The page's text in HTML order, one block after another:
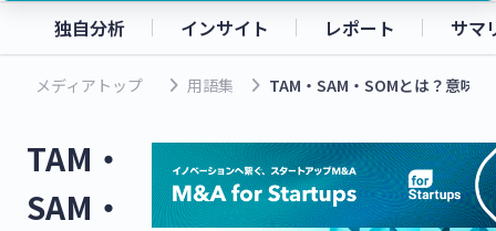
独自分析 インサイト レポート サマ
メディアトップ keyboard_arrow_right 用語集 keyboard_arrow_right TAM・SAM・SOMとは？意味
TAM・
SAM・